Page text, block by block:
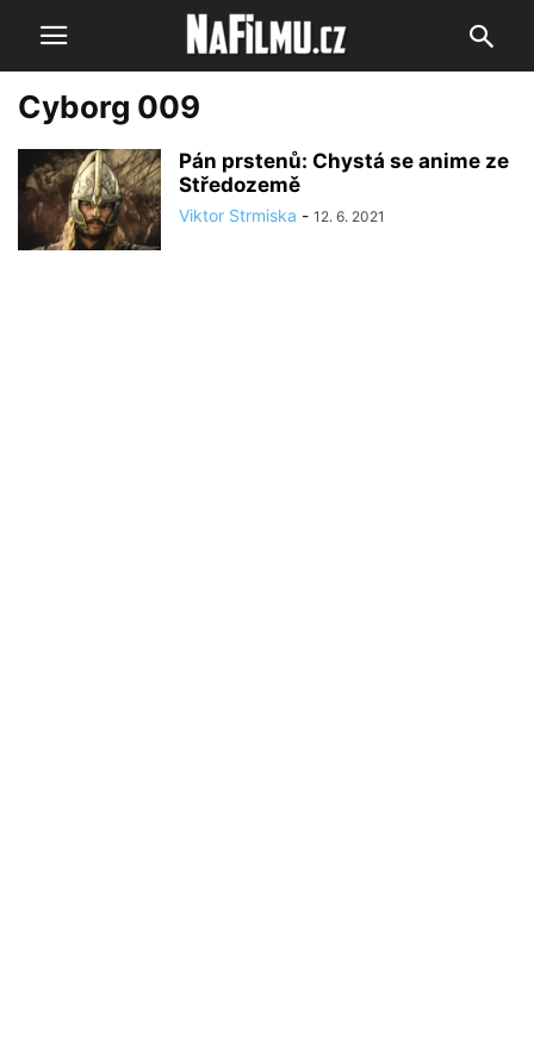
Cyborg 009
Pán prstenů: Chystá se anime ze
Středozemě
Viktor Strmiska - 12. 6. 2021